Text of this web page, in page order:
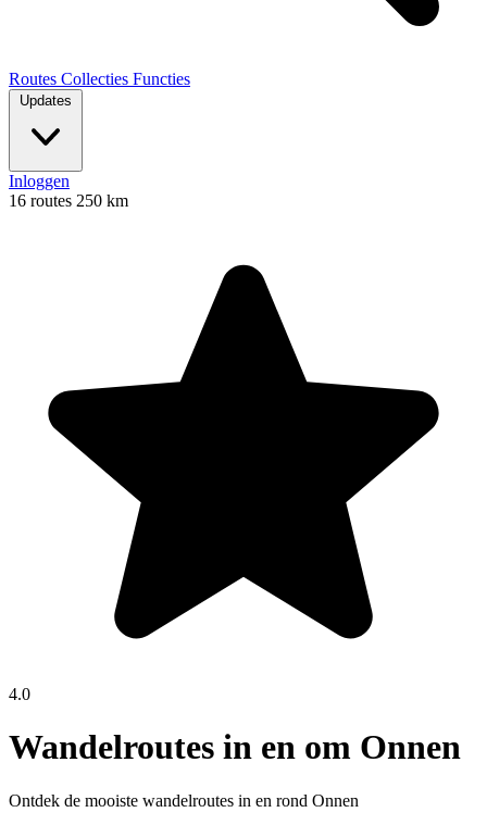
Routes Collecties Functies
Updates
Inloggen
16 routes 250 km
4.0
Wandelroutes in en om Onnen
Ontdek de mooiste wandelroutes in en rond Onnen